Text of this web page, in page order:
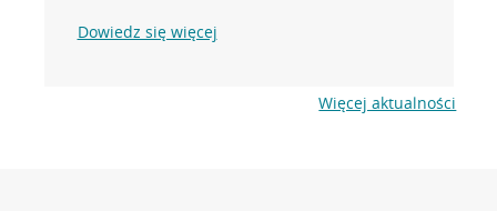
Dowiedz się więcej
Więcej aktualności